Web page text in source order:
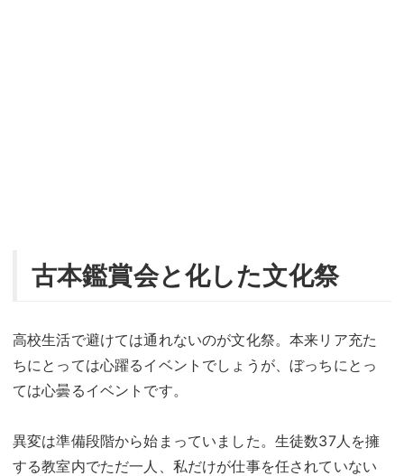
古本鑑賞会と化した文化祭
高校生活で避けては通れないのが文化祭。本来リア充た
ちにとっては心躍るイベントでしょうが、ぼっちにとっ
ては心曇るイベントです。
異変は準備段階から始まっていました。生徒数37人を擁
する教室内でただ一人、私だけが仕事を任されていない